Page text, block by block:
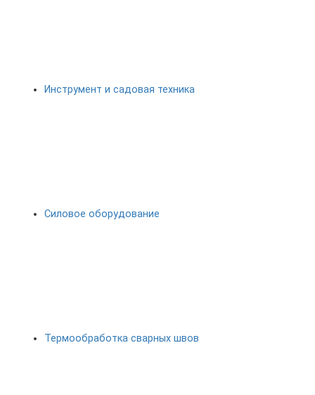
Инструмент и садовая техника
Силовое оборудование
Термообработка сварных швов